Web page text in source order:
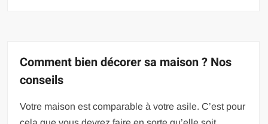
Comment bien décorer sa maison ? Nos
conseils
Votre maison est comparable à votre asile. C’est pour